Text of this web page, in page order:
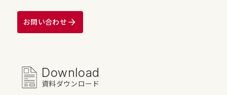
お問い合わせ
Download
資料ダウンロード